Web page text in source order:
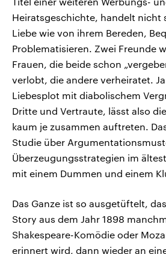
Heiratsgeschichte, handelt nicht
Liebe wie von ihrem Bereden,
Problematisieren. Zwei Freunde
Frauen, die beide schon
verlobt, die andere verheiratet.
Liebesplot mit diabolischem
Dritte und Vertraute, lässt also
kaum je zusammen auftreten.
Studie über
Überzeugungsstrategien im
mit einem Dummen und einem
Das Ganze ist so ausgetüftelt,
Story aus dem Jahr 1898
Shakespeare-Komödie oder
erinnert wird, dann wieder an